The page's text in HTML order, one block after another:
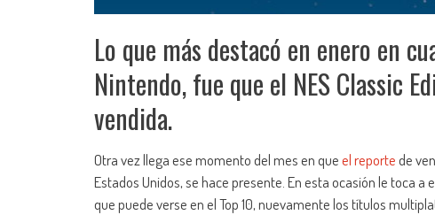
Lo que más destacó en enero en
Nintendo, fue que el NES Classic
vendida.
Otra vez llega ese momento del mes en queel reportede
Estados Unidos, se hace presente. En esta ocasión le toca
que puede verse en el Top 10, nuevamente los títulos